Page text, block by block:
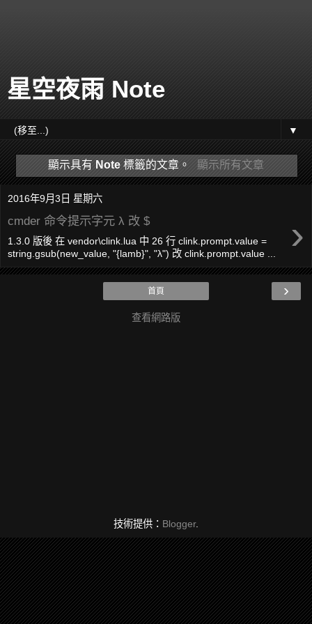
星空夜雨 Note
▼
顯示具有 Note標籤的文章。 顯示所有文章
2016年9月3日 星期六
cmder 命令提示字元 λ 改 $ ›
1.3.0 版後 在 vendor\clink.lua 中 26 行 clink.prompt.value =
string.gsub(new_value, "{lamb}", "λ") 改 clink.prompt.value ...
›
首頁
查看網路版
技術提供： Blogger.